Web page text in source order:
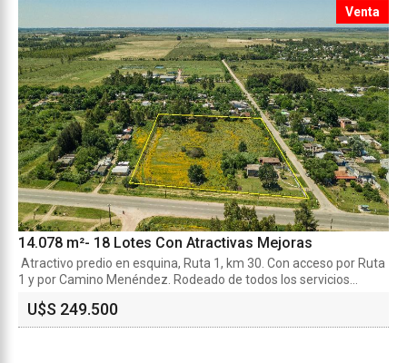
Venta
14.078 m²- 18 Lotes Con Atractivas Mejoras
Atractivo predio en esquina, Ruta 1, km 30. Con acceso por Ruta
1 y por Camino Menéndez. Rodeado de todos los servicios...
U$S 249.500